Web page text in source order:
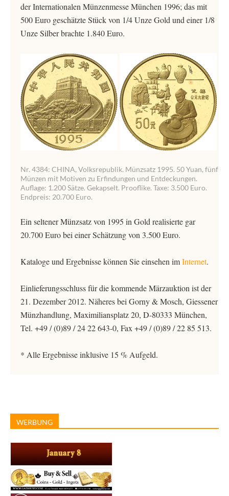
der Internationalen Münzenmesse München 1996; das mit
500 Euro geschätzte Stück von 1/4 Unze Gold und einer 1/8
Unze Silber brachte 1.840 Euro.
Nr. 4384: CHINA, Volksrepublik. Münzsatz 1995. 50 Yuan, fünf
Münzen mit Motiven zu Erfindungen und Entdeckungen.
Auflage: 1.200 Sätze. Gekapselt. Prooflike. Taxe: 3.500 Euro.
Endpreis: 20.700 Euro.
Ein seltener Münzsatz von 1995 in Gold realisierte gar
20.700 Euro bei einer Schätzung von 3.500 Euro.
Kataloge und Ergebnisse können Sie einsehen imInternet.
Einlieferungsschluss für die kommende Märzauktion ist der
21. Dezember 2012. Näheres bei Gorny & Mosch, Giessener
Münzhandlung, Maximiliansplatz 20, D-80333 München,
Tel. +49 / (0)89 / 24 22 643-0, Fax +49 / (0)89 / 22 85 513.
* Alle Ergebnisse inklusive 15 % Aufgeld.
WERBUNG